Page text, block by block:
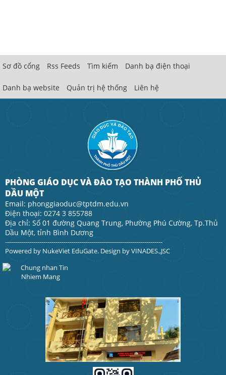
Sơ đồ cổng Rss Feeds Tìm kiếm Danh bạ điện thoại
Danh bạ website Quản trị hệ thống Liên hệ
PHÒNG GIÁO DỤC VÀ ĐÀO TẠO THÀNH PHỐ THỦ
DẦU MỘT
Email: phonggiaoduc@tptdm.edu.vn
Điện thoại: 0274 3 855788
Địa chỉ: Số 01 đường Quang Trung, Phường Phú Cường, Tp.Thủ
Dầu Một, tỉnh Bình Dương
------------------------------------------------------------------------------
Powered by NukeViet EduGate. Design byVINADES.,JSC